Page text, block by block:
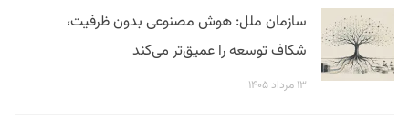
سازمان ملل: هوش مصنوعی بدون ظرفیت،
شکاف توسعه را عمیق‌تر می‌کند
۱۳ مرداد ۱۴۰۵